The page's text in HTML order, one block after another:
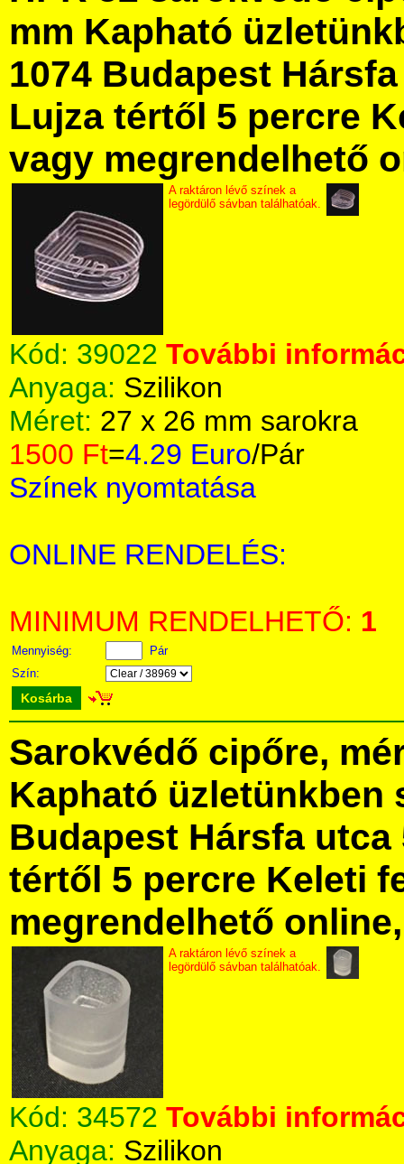
mm Kapható
1074 Budapest
Lujza tértől 5 percre
vagy megrendelhető
A raktáron lévő színek a
legördülő sávban találhatóak.
Kód: 39022 További
Anyaga: Szilikon
Méret: 27 x 26 mm sarokra
1500 Ft=4.29 Euro/Pár
Színek nyomtatása
ONLINE RENDELÉS:
MINIMUM RENDELHETŐ: 1
Mennyiség:
Pár
Szín:
Kosárba
Sarokvédő cipőre,
Kapható üzletünkben
Budapest Hársfa utca
tértől 5 percre Keleti
megrendelhető
A raktáron lévő színek a
legördülő sávban találhatóak.
Kód: 34572 További
Anyaga: Szilikon